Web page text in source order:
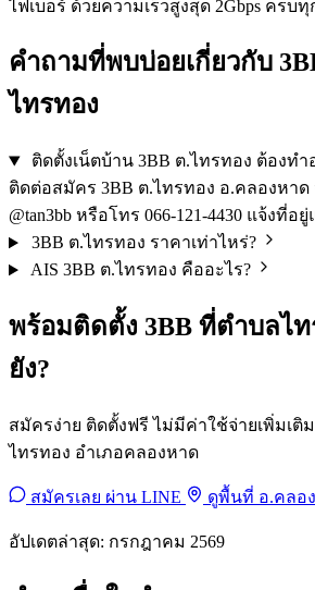
ไฟเบอร์ ด้วยความเร็วสูงสุด 2Gbps ครบทุ
คำถามที่พบบ่อยเกี่ยวกับ
ไทรทอง
ติดตั้งเน็ตบ้าน 3BB ต.ไทรทอง ต้องทำ
ติดต่อสมัคร 3BB ต.ไทรทอง อ.คลองหาด
@tan3bb หรือโทร 066-121-4430 แจ้งที่อ
3BB ต.ไทรทอง ราคาเท่าไหร่?
AIS 3BB ต.ไทรทอง คืออะไร?
พร้อมติดตั้ง 3BB ที่ตำบลไ
ยัง?
สมัครง่าย ติดตั้งฟรี ไม่มีค่าใช้จ่ายเพิ่มเติ
ไทรทอง อำเภอคลองหาด
สมัครเลย ผ่าน LINE ดูพื้นที่ อ.คลอ
อัปเดตล่าสุด: กรกฎาคม 2569